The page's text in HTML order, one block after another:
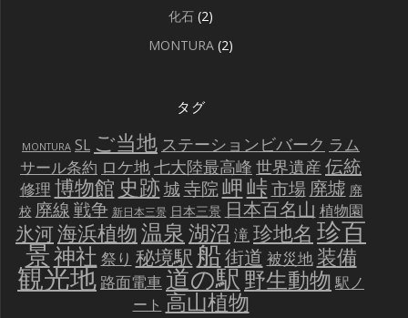
化石 (2)
MONTURA (2)
タグ
MONTURA SL ご当地 ステーションビバーク ラム
サール条約 ロケ地七大陸最高峰 世界遺産 伝統
修理 博物館 史跡城寺院岬峠市場 廃墟 廃
校 廃線戦争 新日本三景 日本三景 日本百名山 植物園
氷河海浜植物温泉湖沼 滝珍地名 珍百
景神社 祭り 秘境駅船街道 被災地 装備
観光地 路面電車道の駅野生動物 駅ノ
ート 高山植物